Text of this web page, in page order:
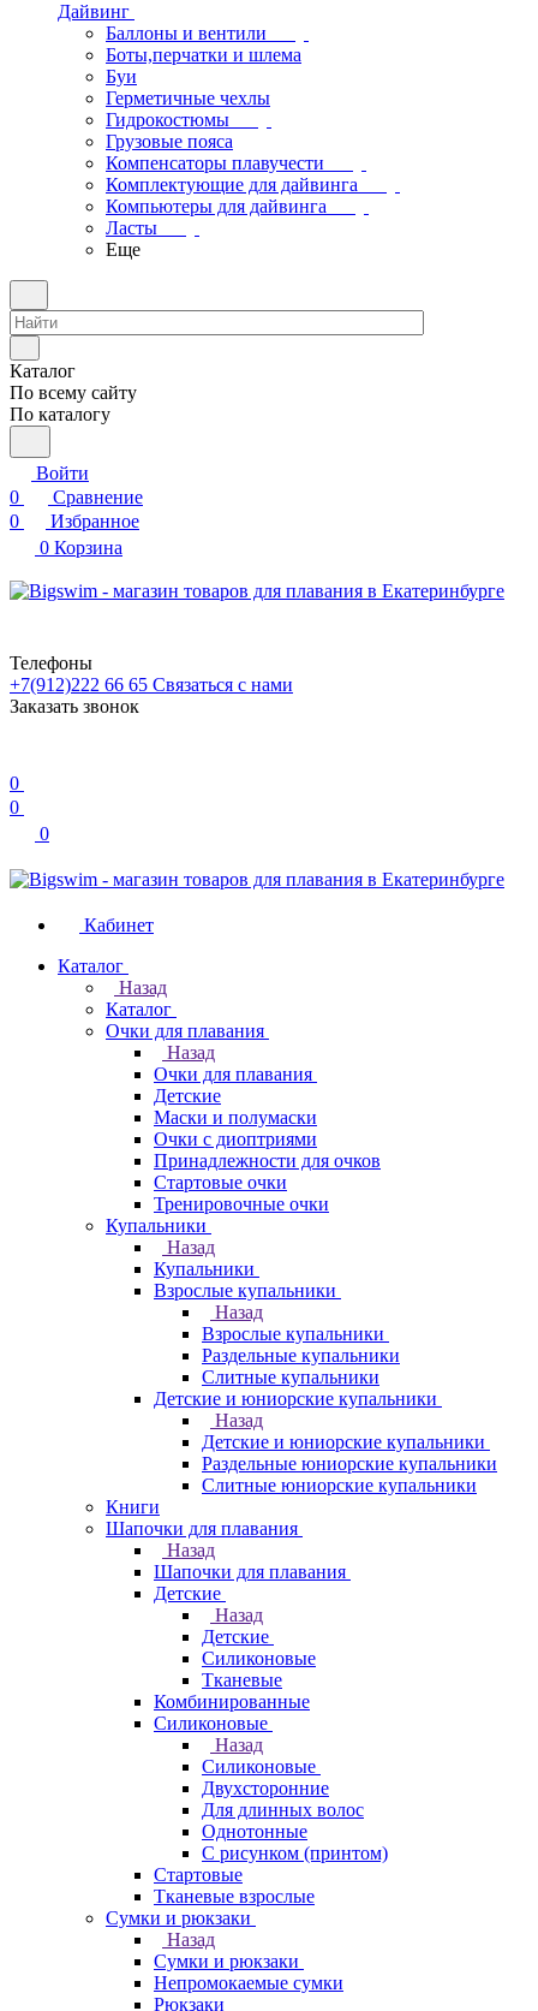
Дайвинг
Баллоны и вентили
Боты,перчатки и шлема
Буи
Герметичные чехлы
Гидрокостюмы
Грузовые пояса
Компенсаторы плавучести
Комплектующие для дайвинга
Компьютеры для дайвинга
Ласты
Еще
Каталог
По всему сайту
По каталогу
Войти
0
Сравнение
0
Избранное
0 Корзина
Телефоны
+7(912)222 66 65 Связаться с нами
Заказать звонок
0
0
0
Кабинет
Каталог
Назад
Каталог
Очки для плавания
Назад
Очки для плавания
Детские
Маски и полумаски
Очки с диоптриями
Принадлежности для очков
Стартовые очки
Тренировочные очки
Купальники
Назад
Купальники
Взрослые купальники
Назад
Взрослые купальники
Раздельные купальники
Слитные купальники
Детские и юниорские купальники
Назад
Детские и юниорские купальники
Раздельные юниорские купальники
Слитные юниорские купальники
Книги
Шапочки для плавания
Назад
Шапочки для плавания
Детские
Назад
Детские
Силиконовые
Тканевые
Комбинированные
Силиконовые
Назад
Силиконовые
Двухсторонние
Для длинных волос
Однотонные
С рисунком (принтом)
Стартовые
Тканевые взрослые
Сумки и рюкзаки
Назад
Сумки и рюкзаки
Непромокаемые сумки
Рюкзаки